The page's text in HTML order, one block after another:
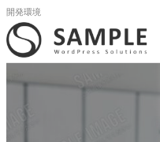
内
容
を
ス
開発環境